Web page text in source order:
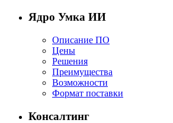
Ядро Умка ИИ
Описание ПО
Цены
Решения
Преимущества
Возможности
Формат поставки
Консалтинг